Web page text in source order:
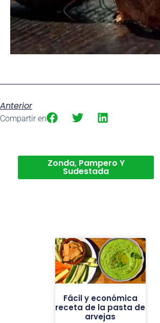
Anterior
Compartir en
Zonda, Pampero Y
Sudestada
Fácil y económica
receta de la pasta de
arvejas